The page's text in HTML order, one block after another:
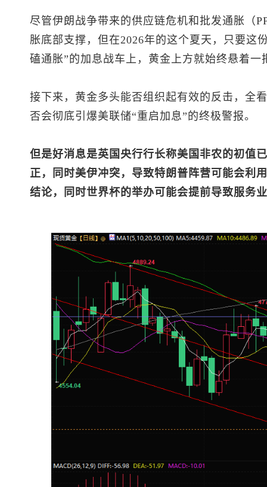
尽管伊朗战争带来的供应链危机和批发通胀（
胀底部支撑，但在2026年的这个夏天，只要这
磕通胀”的加息战车上，黄金上方就始终悬着一
接下来，黄金多头能否组织起有效的反击，全
否会彻底引爆美联储“重启加息”的终极警报。
但是好消息是英国央行行长称美国非农的初值
正，同时美伊冲突，导致特朗普阵营可能会利
结论，同时世界杯的举办可能会提前导致服务